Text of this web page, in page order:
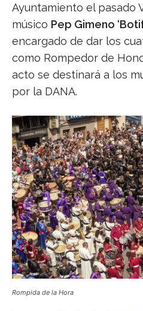
Ayuntamiento el pasado
músico Pep Gimeno
encargado de dar los
como Rompedor de
acto se destinará a los
por la DANA.
Rompida de la Hora